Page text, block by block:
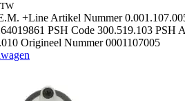
+Line Artikel Nummer
PSH Code 300.519.103 PSH
Origineel Nummer 0001107005